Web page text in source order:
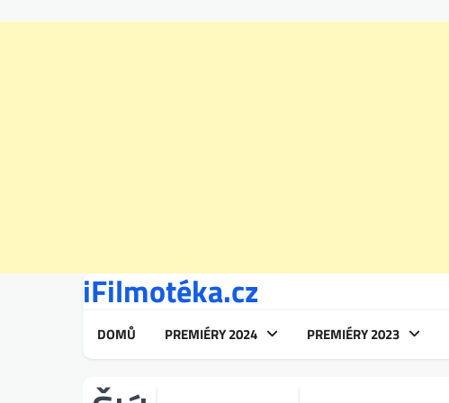
iFilmotéka.cz
DOMŮ PREMIÉRY 2024 PREMIÉRY 2023